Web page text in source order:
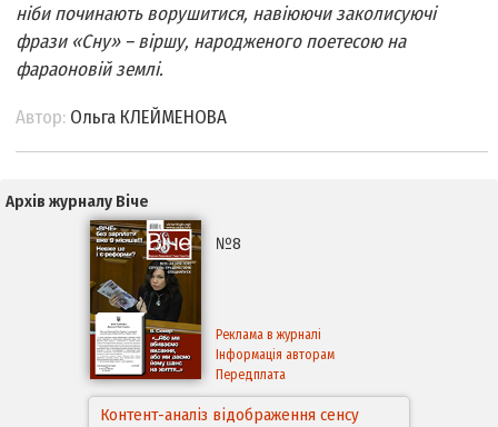
ніби починають ворушитися, навіюючи заколисуючі
фрази «Сну» – віршу, народженого поетесою на
фараоновій землі.
Автор: Ольга КЛЕЙМЕНОВА
Архів журналу Віче
№8
Реклама в журналі
Інформація авторам
Передплата
Контент-аналіз відображення сенсу